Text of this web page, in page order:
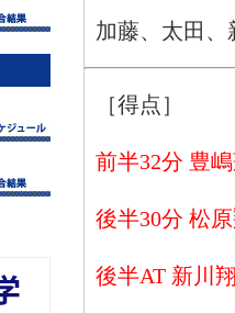
加藤、太田
［得点］
前半32分 豊
後半30分 松
後半AT 新川